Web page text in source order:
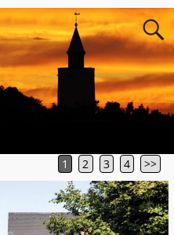
1 2 3 4 >>